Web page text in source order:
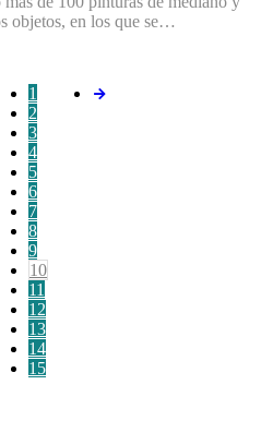
objetos, en los que se…
1
2
3
4
5
6
7
8
9
10
11
12
13
14
15